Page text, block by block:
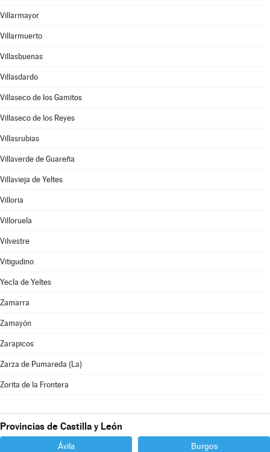
Villarmayor
Villarmuerto
Villasbuenas
Villasdardo
Villaseco de los Gamitos
Villaseco de los Reyes
Villasrubias
Villaverde de Guareña
Villavieja de Yeltes
Villoria
Villoruela
Vilvestre
Vitigudino
Yecla de Yeltes
Zamarra
Zamayón
Zarapicos
Zarza de Pumareda (La)
Zorita de la Frontera
Provincias de Castilla y León
Ávila Burgos